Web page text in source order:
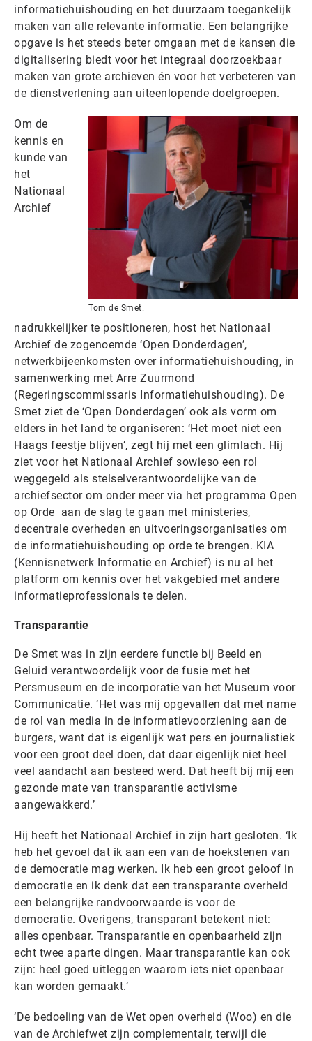
informatiehuishouding en het duurzaam toegankelijk
maken van alle relevante informatie. Een belangrijke
opgave is het steeds beter omgaan met de kansen die
digitalisering biedt voor het integraal doorzoekbaar
maken van grote archieven én voor het verbeteren van
de dienstverlening aan uiteenlopende doelgroepen.
Tom de Smet.
Om de
kennis en
kunde van
het
Nationaal
Archief
nadrukkelijker te positioneren, host het Nationaal
Archief de zogenoemde ‘Open Donderdagen’,
netwerkbijeenkomsten over informatiehuishouding, in
samenwerking met Arre Zuurmond
(Regeringscommissaris Informatiehuishouding). De
Smet ziet de ‘Open Donderdagen’ ook als vorm om
elders in het land te organiseren: ‘Het moet niet een
Haags feestje blijven’, zegt hij met een glimlach. Hij
ziet voor het Nationaal Archief sowieso een rol
weggegeld als stelselverantwoordelijke van de
archiefsector om onder meer via het programma Open
op Orde aan de slag te gaan met ministeries,
decentrale overheden en uitvoeringsorganisaties om
de informatiehuishouding op orde te brengen. KIA
(Kennisnetwerk Informatie en Archief) is nu al het
platform om kennis over het vakgebied met andere
informatieprofessionals te delen.
Transparantie
De Smet was in zijn eerdere functie bij Beeld en
Geluid verantwoordelijk voor de fusie met het
Persmuseum en de incorporatie van het Museum voor
Communicatie. ‘Het was mij opgevallen dat met name
de rol van media in de informatievoorziening aan de
burgers, want dat is eigenlijk wat pers en journalistiek
voor een groot deel doen, dat daar eigenlijk niet heel
veel aandacht aan besteed werd. Dat heeft bij mij een
gezonde mate van transparantie activisme
aangewakkerd.’
Hij heeft het Nationaal Archief in zijn hart gesloten. ‘Ik
heb het gevoel dat ik aan een van de hoekstenen van
de democratie mag werken. Ik heb een groot geloof in
democratie en ik denk dat een transparante overheid
een belangrijke randvoorwaarde is voor de
democratie. Overigens, transparant betekent niet:
alles openbaar. Transparantie en openbaarheid zijn
echt twee aparte dingen. Maar transparantie kan ook
zijn: heel goed uitleggen waarom iets niet openbaar
kan worden gemaakt.’
‘De bedoeling van de Wet open overheid (Woo) en die
van de Archiefwet zijn complementair, terwijl die